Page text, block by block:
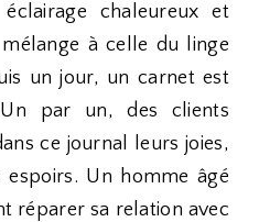
chaleureux et
à celle du linge
un jour, un carnet est
par un, des clients
ce journal leurs joies,
Un homme âgé
réparer sa relation avec